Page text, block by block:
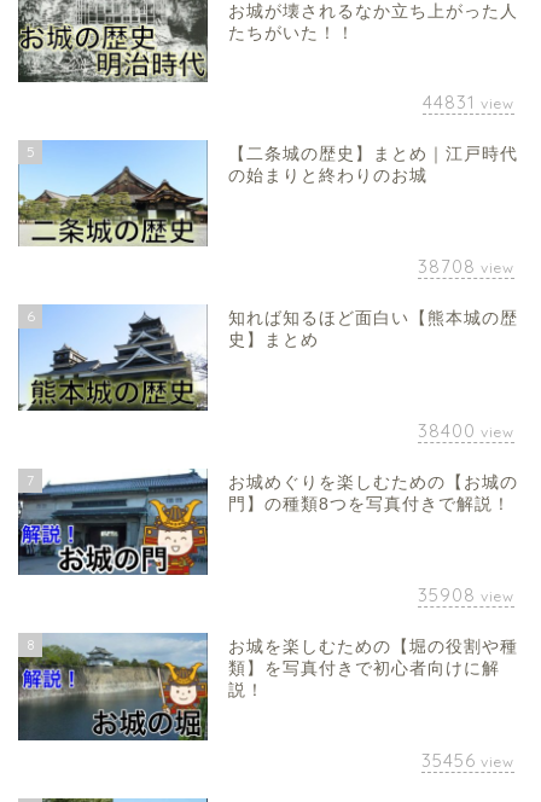
お城が壊されるなか立ち上がった人
たちがいた！！
44831 view
5
【二条城の歴史】まとめ｜江戸時代
の始まりと終わりのお城
38708 view
6
知れば知るほど面白い【熊本城の歴
史】まとめ
38400 view
7
お城めぐりを楽しむための【お城の
門】の種類8つを写真付きで解説！
35908 view
8
お城を楽しむための【堀の役割や種
類】を写真付きで初心者向けに解
説！
35456 view